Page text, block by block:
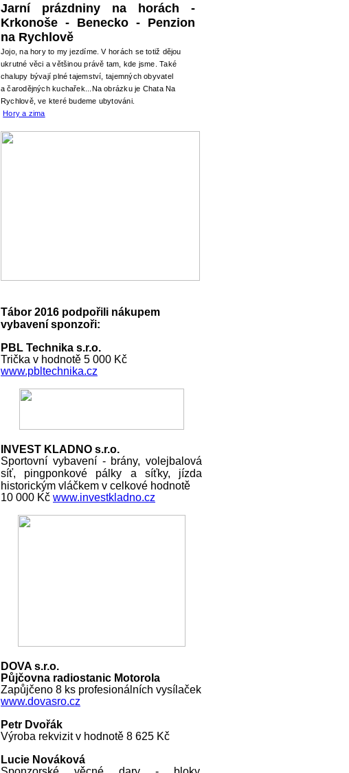
Jarní prázdniny na horách -
Krkonoše - Benecko - Penzion
na Rychlově
Jojo, na hory to my jezdíme. V horách se totiž dějou
ukrutné věci a většinou právě tam, kde jsme. Také
chalupy bývají plné tajemství, tajemných obyvatel
a čarodějných kuchařek...Na obrázku je Chata Na
Rychlově, ve které budeme ubytováni.
Hory a zima
Tábor 2016 podpořili nákupem
vybavení sponzoři:
PBL Technika s.r.o.
Trička v hodnotě 5 000 Kč
www.pbltechnika.cz
INVEST KLADNO s.r.o.
Sportovní vybavení - brány, volejbalová
síť, pingponkové pálky a síťky, jízda
historickým vláčkem v celkové hodnotě
10 000 Kč www.investkladno.cz
DOVA s.r.o.
Půjčovna radiostanic Motorola
Zapůjčeno 8 ks profesionálních vysílaček
www.dovasro.cz
Petr Dvořák
Výroba rekvizit v hodnotě 8 625 Kč
Lucie Nováková